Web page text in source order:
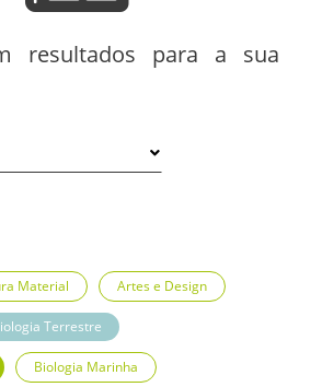
resultados para a sua
Material Artes e Design
Terrestre
Biologia Marinha